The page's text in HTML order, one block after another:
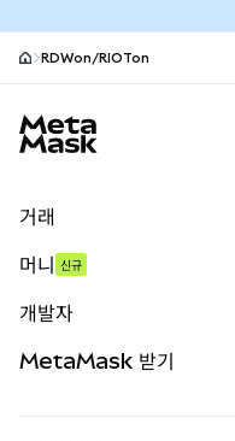
RDWon/RIOTon
거래
무기한 선물
실물자산
머니 신규
개발자
MetaMask 받기